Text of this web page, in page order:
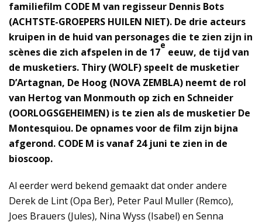
familiefilm CODE M van regisseur Dennis Bots
(ACHTSTE-GROEPERS HUILEN NIET). De drie acteurs
kruipen in de huid van personages die te zien zijn in
scènes die zich afspelen in de 17
e
eeuw, de tijd van
de musketiers. Thiry (WOLF) speelt de musketier
D’Artagnan, De Hoog (NOVA ZEMBLA) neemt de rol
van Hertog van Monmouth op zich en Schneider
(OORLOGSGEHEIMEN) is te zien als de musketier De
Montesquiou. De opnames voor de film zijn bijna
afgerond. CODE M is vanaf 24 juni te zien in de
bioscoop.
Al eerder werd bekend gemaakt dat onder andere
Derek de Lint (Opa Ber), Peter Paul Muller (Remco),
Joes Brauers (Jules), Nina Wyss (Isabel) en Senna